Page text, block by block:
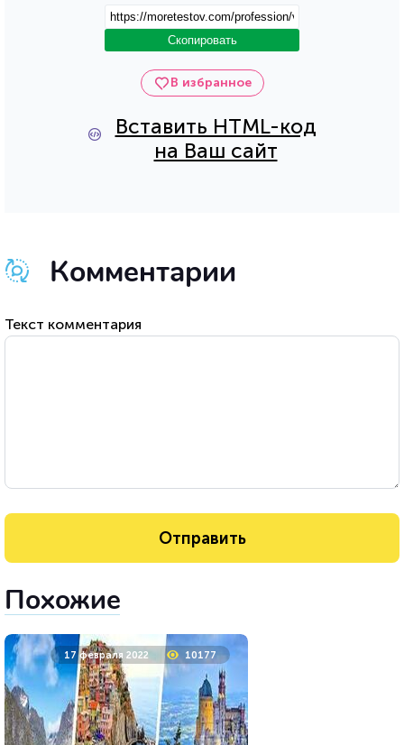
В избранное
Вставить HTML-код
на Ваш сайт
Скопировать
Комментарии
Текст комментария
Похожие
17 февраля 2022 10177